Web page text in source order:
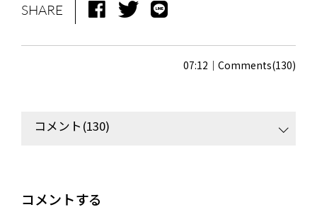
MUSIC
SHARE
07:12 Comments(130)
コメント(130)
コメントする